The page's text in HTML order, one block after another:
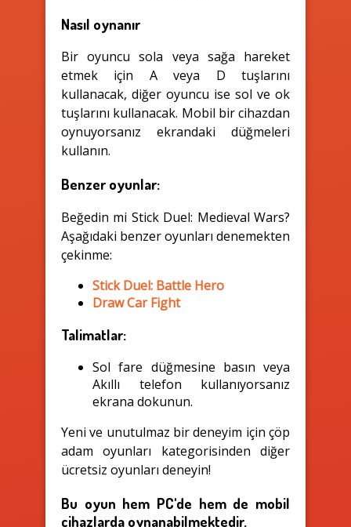
Nasıl oynanır
Bir oyuncu sola veya sağa hareket
etmek için A veya D tuşlarını
kullanacak, diğer oyuncu ise sol ve ok
tuşlarını kullanacak. Mobil bir cihazdan
oynuyorsanız ekrandaki düğmeleri
kullanın.
Benzer oyunlar:
Beğedin mi Stick Duel: Medieval Wars?
Aşağıdaki benzer oyunları denemekten
çekinme:
Stick Duel: Battle Hero
Draw Car Fight
Talimatlar:
Sol fare düğmesine basın veya
Akıllı telefon kullanıyorsanız
ekrana dokunun.
Yeni ve unutulmaz bir deneyim için çöp
adam oyunları kategorisinden diğer
ücretsiz oyunları deneyin!
Bu oyun hem PC'de hem de mobil
cihazlarda oynanabilmektedir.